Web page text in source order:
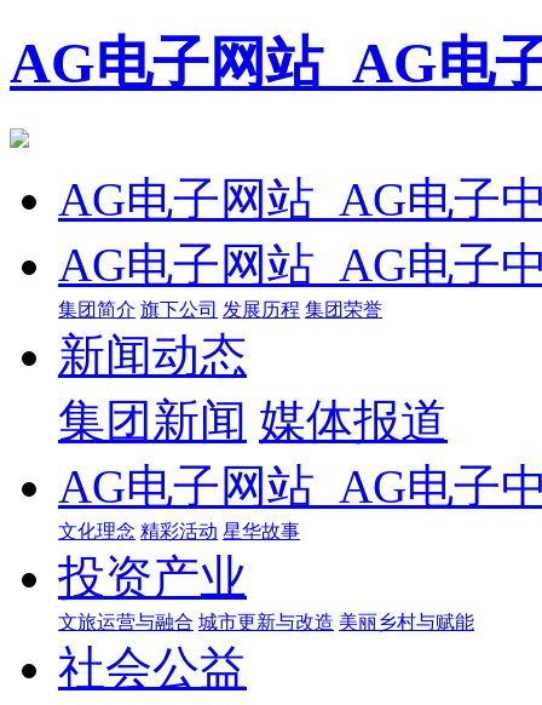
AG电子网站_AG电
AG电子网站_AG电子
AG电子网站_AG电子
集团简介 旗下公司 发展历程 集团荣誉
新闻动态
集团新闻 媒体报道
AG电子网站_AG电子
文化理念 精彩活动 星华故事
投资产业
文旅运营与融合 城市更新与改造 美丽乡村与赋能
社会公益